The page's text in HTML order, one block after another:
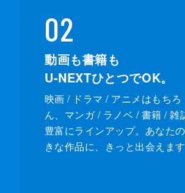
02
動画も書籍も
U-NEXTひとつでOK。
映画 / ドラマ / アニメはもちろ
ん、マンガ / ラノベ / 書籍 / 雑
豊富にラインアップ。あなた
きな作品に、きっと出会えます